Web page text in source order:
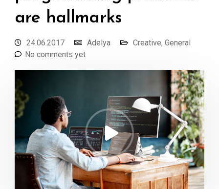
are hallmarks
24.06.2017 Adelya Creative, General
No comments yet